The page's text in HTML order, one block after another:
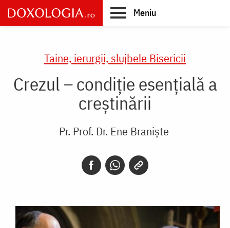
Skip
to
main
Meniu
Taine, ierurgii, slujbele Bisericii
Crezul – condiție esențială a
creștinării
Pr. Prof. Dr. Ene Braniște